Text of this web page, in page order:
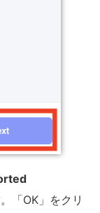
「OK」をクリ